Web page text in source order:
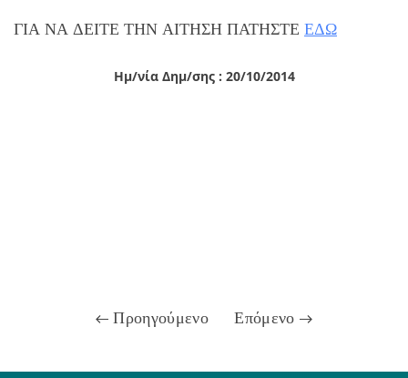
ΓΙΑ ΝΑ ΔΕΙΤΕ ΤΗΝ ΑΙΤΗΣΗ ΠΑΤΗΣΤΕ ΕΔΩ
Ημ/νία Δημ/σης : 20/10/2014
Προηγούμενο Επόμενο